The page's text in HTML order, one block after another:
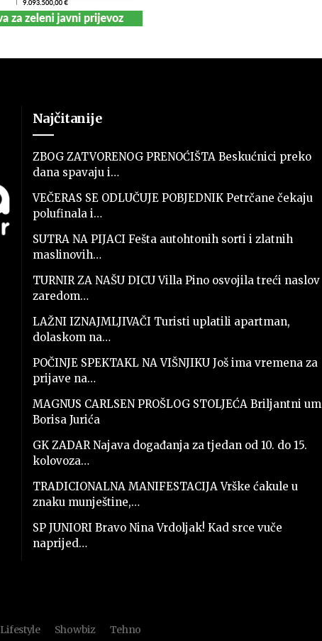
Najčitanije
ZBOG ZATVORENOG PRENOĆIŠTA Beskućnici preko
dana spavaju i…
VEČERAS SE ODLUČUJE POBJEDNIK Petrčane čekaju
polufinala i…
SUTRA NA PIJACI Fešta autohtonih sorti i zlatnih
maslinovih…
TURNIR ZA NAŠU DICU Villa Pino osvojila treći naslov
zaredom…
LAŽNI IZNAJMLJIVAČI Turisti uplatili apartman,
dolaskom na…
POČINJE SPEKTAKL NA VIŠNJIKU Još ima vremena za
prijave na…
MAGNUS CARLSEN PROŠLOG STOLJEĆA Briljantni um
Borisa Jurića
GK ZADAR Najava događanja za tjedan od 10. do 15.
kolovoza…
TRADICIONALNA MANIFESTACIJA Vrške ćakule u
znaku munještine,…
SP JUNIORI Bravo Nina Vrdoljak! Kad srce vuče
naprijed…
Lifestyle Showbiz Tehno